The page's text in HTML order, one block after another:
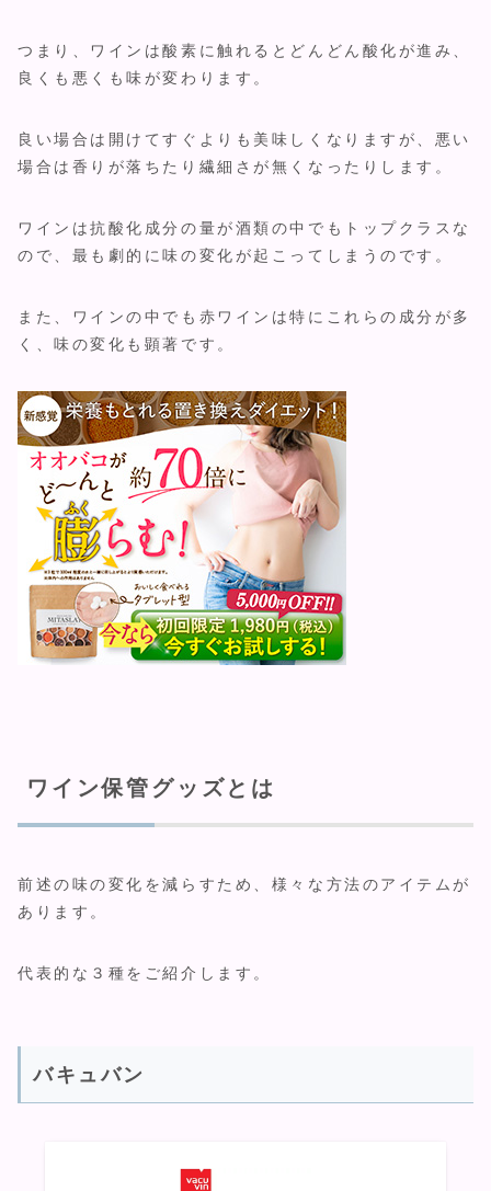
つまり、ワインは酸素に触れるとどんどん酸化が進み、
良くも悪くも味が変わります。
良い場合は開けてすぐよりも美味しくなりますが、悪い
場合は香りが落ちたり繊細さが無くなったりします。
ワインは抗酸化成分の量が酒類の中でもトップクラスな
ので、最も劇的に味の変化が起こってしまうのです。
また、ワインの中でも赤ワインは特にこれらの成分が多
く、味の変化も顕著です。
ワイン保管グッズとは
前述の味の変化を減らすため、様々な方法のアイテムが
あります。
代表的な３種をご紹介します。
バキュバン